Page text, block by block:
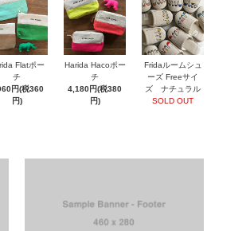
Flatポー
チ
円(税360
円)
Harida Hacoポー
チ
4,180円(税380
円)
Fridaルームシュ
ーズ Freeサイ
ズ ナチュラル
SOLD OUT